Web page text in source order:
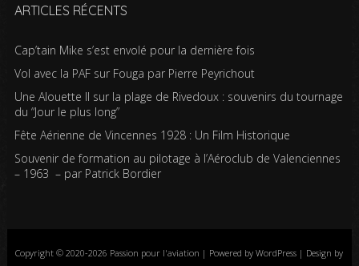
ARTICLES RÉCENTS
Cap’tain Mike s’est envolé pour la dernière fois
Vol avec la PAF sur Fouga par Pierre Peyrichout
Une Alouette II sur la plage de Rivedoux : souvenirs du tournage
du “Jour le plus long”
Fête Aérienne de Vincennes 1928 : Un Film Historique
Souvenir de formation au pilotage à l’Aéroclub de Valenciennes
– 1963 – par Patrick Bordier
Copyright © 2020-2026 Passion pour l'aviation | Powered by WordPress | Design by